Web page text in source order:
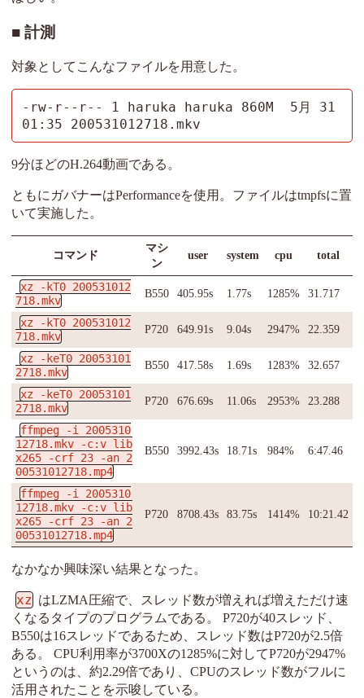
計測
対象としてこんなファイルを用意した。
-rw-r--r-- 1 haruka haruka 860M  5月 31
01:35 200531012718.mkv
9分ほどのH.264動画である。
ともにガバナーはPerformanceを使用。ファイルはtmpfsに置
いて実施した。
コマンド
マシ
ン
user system cpu total
xz -kT0 200531012
718.mkv
B550 405.95s 1.77s 1285% 31.717
xz -kT0 200531012
718.mkv
P720 649.91s 9.04s 2947% 22.359
xz -keT0 20053101
2718.mkv
B550 417.58s 1.69s 1283% 32.657
xz -keT0 20053101
2718.mkv
P720 676.69s 11.06s 2953% 23.288
ffmpeg -i 2005310
12718.mkv -c:v lib
x265 -crf 23 -an 2
00531012718.mp4
B550 3992.43s 18.71s 984% 6:47.46
ffmpeg -i 2005310
12718.mkv -c:v lib
x265 -crf 23 -an 2
00531012718.mp4
P720 8708.43s 83.75s 1414% 10:21.42
なかなか興味深い結果となった。
xz はLZMA圧縮で、スレッド数が増えれば増えただけ速
くなるタイプのプログラムである。 P720が40スレッド、
B550は16スレッドであるため、スレッド数はP720が2.5倍
ある。 CPU利用率が3700Xの1285%に対してP720が2947%
というのは、約2.29倍であり、CPUのスレッド数がフルに
活用されたことを示唆している。